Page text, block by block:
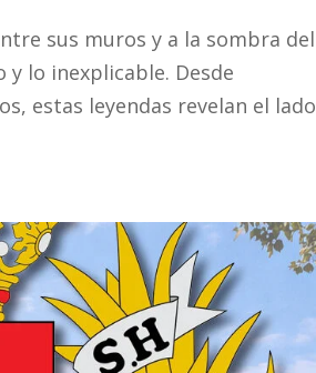
sus muros y a la sombra del
lo inexplicable. Desde
estas leyendas revelan el lado